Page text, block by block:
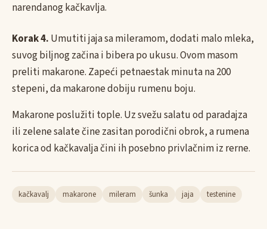
narendanog kačkavlja.
Korak 4. Umutiti jaja sa mileramom, dodati malo mleka,
suvog biljnog začina i bibera po ukusu. Ovom masom
preliti makarone. Zapeći petnaestak minuta na 200
stepeni, da makarone dobiju rumenu boju.
Makarone poslužiti tople. Uz svežu salatu od paradajza
ili zelene salate čine zasitan porodični obrok, a rumena
korica od kačkavalja čini ih posebno privlačnim iz rerne.
kačkavalj makarone mileram šunka jaja testenine